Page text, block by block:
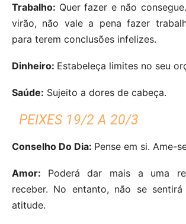
Trabalho: Quer fazer e não
virão, não vale a pena fazer
para terem conclusões infelizes.
Dinheiro: Estabeleça limites no seu
Saúde: Sujeito a dores de cabeça.
PEIXES 19/2 A 20/3
Conselho Do Dia: Pense em si. Ame-
Amor: Poderá dar mais a uma
receber. No entanto, não se
atitude.